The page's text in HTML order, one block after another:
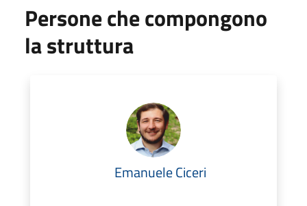
Persone che compongono
la struttura
Emanuele Ciceri